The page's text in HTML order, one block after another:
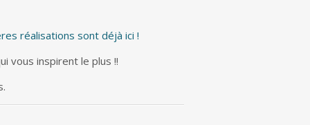
réalisations sont déjà ici !
vous inspirent le plus !!